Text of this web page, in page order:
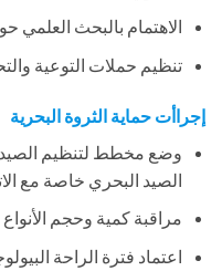
الاهتمام بالبحث العلمي
تنظيم حملات التوعية
إجراأت حماية الثروة البحرية
وضع مخطط لتنظيم الصيد
الصيد البحري خاصة مع
مراقبة كمية وحجم
اعتماد فترة الراحة